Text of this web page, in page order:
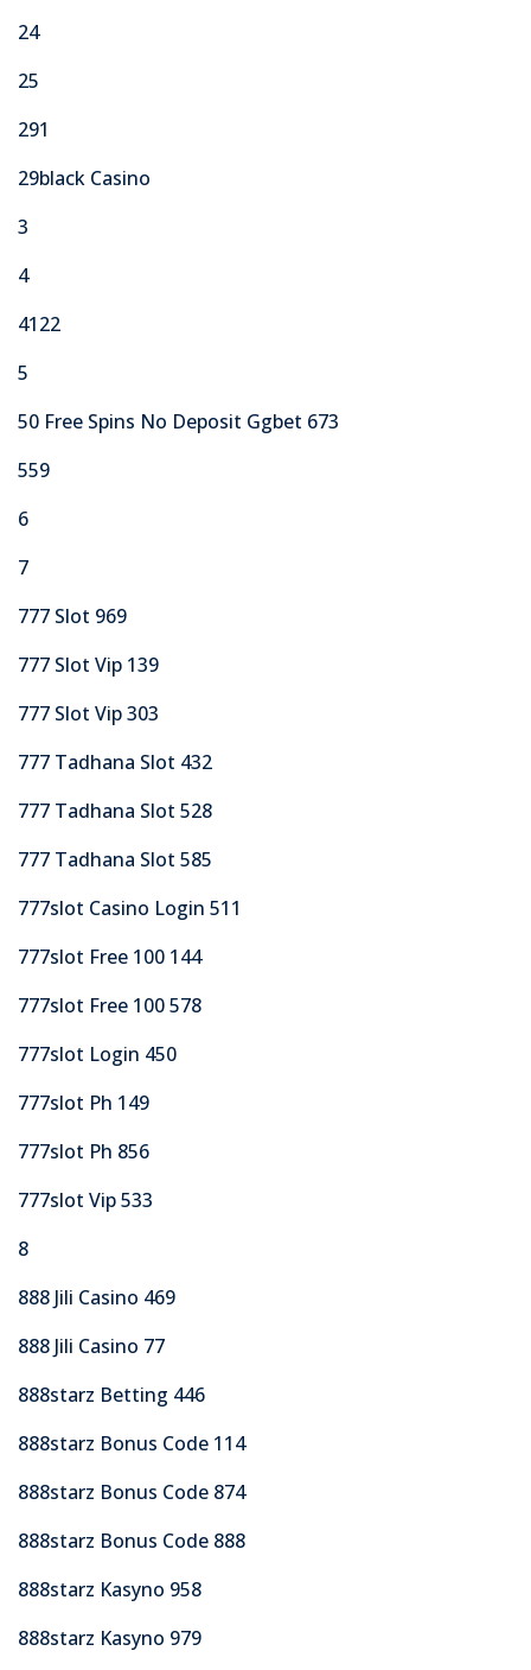
24
25
291
29black Casino
3
4
4122
5
50 Free Spins No Deposit Ggbet 673
559
6
7
777 Slot 969
777 Slot Vip 139
777 Slot Vip 303
777 Tadhana Slot 432
777 Tadhana Slot 528
777 Tadhana Slot 585
777slot Casino Login 511
777slot Free 100 144
777slot Free 100 578
777slot Login 450
777slot Ph 149
777slot Ph 856
777slot Vip 533
8
888 Jili Casino 469
888 Jili Casino 77
888starz Betting 446
888starz Bonus Code 114
888starz Bonus Code 874
888starz Bonus Code 888
888starz Kasyno 958
888starz Kasyno 979